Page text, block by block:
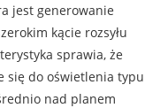
jest generowanie
kącie rozsyłu
sprawia, że
do oświetlenia typu
nad planem